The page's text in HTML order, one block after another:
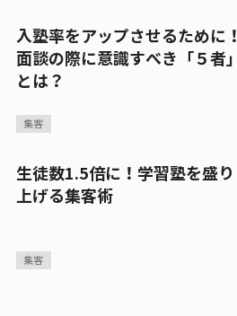
入塾率をアップさせるために！
面談の際に意識すべき「５者」
とは？
集客
生徒数1.5倍に！学習塾を盛り
上げる集客術
集客